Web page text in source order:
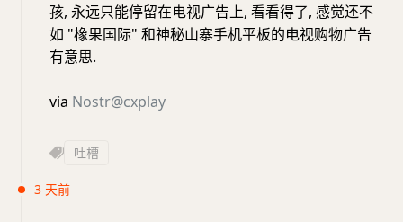
孩, 永远只能停留在电视广告上, 看看得了, 感觉还不
如 "橡果国际" 和神秘山寨手机平板的电视购物广告
有意思.
via Nostr@cxplay
吐槽
3 天前